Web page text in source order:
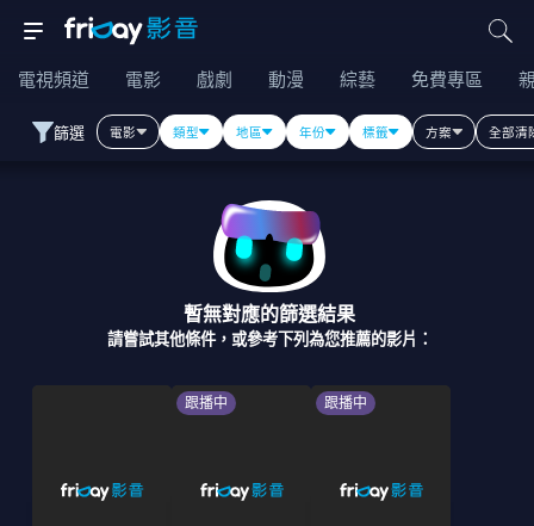
電視頻道 電影 戲劇 動漫 綜藝 免費專區
篩選 電影 類型 地區 年份 標籤 方案 全部清
暫無對應的篩選結果
請嘗試其他條件，或參考下列為您推薦的影片：
跟播中 跟播中